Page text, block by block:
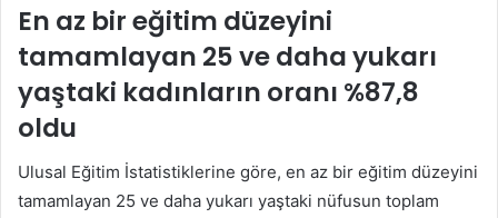
En az bir eğitim düzeyini
tamamlayan 25 ve daha yukarı
yaştaki kadınların oranı %87,8
oldu
Ulusal Eğitim İstatistiklerine göre, en az bir eğitim düzeyini
tamamlayan 25 ve daha yukarı yaştaki nüfusun toplam